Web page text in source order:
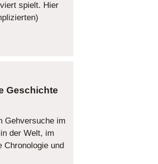
spielt. Hier
Geschichte
Gehversuche im
der Welt, im
Chronologie und